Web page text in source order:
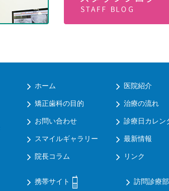
ホーム 医院紹介
矯正歯科の目的 治療の流れ
お問い合わせ 診療日カレン
スマイルギャラリー 最新情報
院長コラム リンク
携帯サイト 訪問診療部